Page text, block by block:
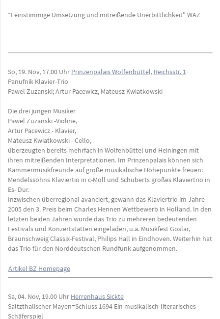
“Feinstimmige Umsetzung und mitreißende Unerbittlichkeit” WAZ
So, 19. Nov, 17.00 Uhr Prinzenpalais Wolfenbüttel, Reichsstr. 1
Panufnik Klavier-Trio
Pawel Zuzanski; Artur Pacewicz, Mateusz Kwiatkowski
Die drei jungen Musiker
Pawel Zuzanski -Violine,
Artur Pacewicz - Klavier,
Mateusz Kwiatkowski - Cello,
überzeugten bereits mehrfach in Wolfenbüttel und Heiningen mit
ihren mitreißenden Interpretationen. Im Prinzenpalais können sich
Kammermusikfreunde auf große musikalische Höhepunkte freuen:
Mendelssohns Klaviertio in c-Moll und Schuberts großes Klaviertrio in
Es- Dur.
Inzwischen überregional avanciert, gewann das Klaviertrio im Jahre
2005 den 3. Preis beim Charles Hennen Wettbewerb in Holland. In den
letzten beiden Jahren wurde das Trio zu mehreren bedeutenden
Festivals und Konzertstätten eingeladen, u.a. Musikfest Goslar,
Braunschweig Classix-Festival, Philips Hall in Eindhoven. Weiterhin hat
das Trio für den Norddeutschen Rundfunk aufgenommen.
Artikel BZ Homepage
Sa, 04. Nov, 19.00 Uhr Herrenhaus Sickte
Saltzthalischer Mayen=Schluss 1694 Ein musikalisch-literarisches
Schäferspiel